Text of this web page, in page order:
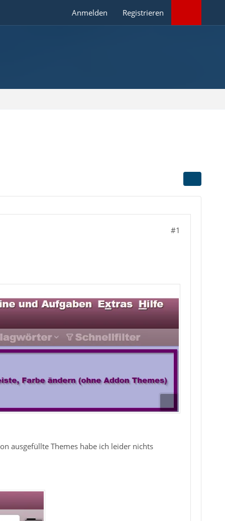
Anmelden Registrieren
#1
ausgefüllte Themes habe ich leider nichts